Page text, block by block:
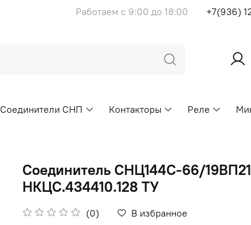
Работаем с 9:00 до 18:00 +7(936)
Соединители СНП Контакторы Реле
Соединитель СНЦ144С-66/
НКЦС.434410.128 ТУ
(0) В избранное